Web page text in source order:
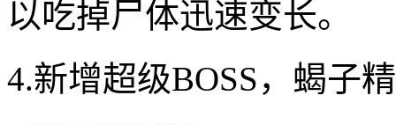
以吃掉尸体迅速变长。
4.新增超级BOSS，蝎子